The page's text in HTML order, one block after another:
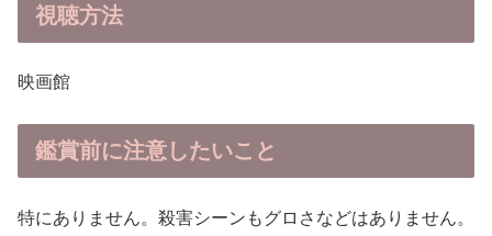
視聴方法
映画館
鑑賞前に注意したいこと
特にありません。殺害シーンもグロさなどはありません。